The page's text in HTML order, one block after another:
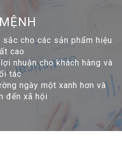
cho các sản phẩm hiệu
cao
nhuận cho khách hàng và
tác
ngày một xanh hơn và
đến xã hội